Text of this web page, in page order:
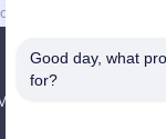
Good day, what
for?